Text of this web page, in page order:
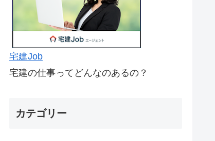
宅建Job
宅建の仕事ってどんなのあるの？
カテゴリー